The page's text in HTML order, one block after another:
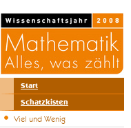
Start
Schatzkisten
Viel und Wenig